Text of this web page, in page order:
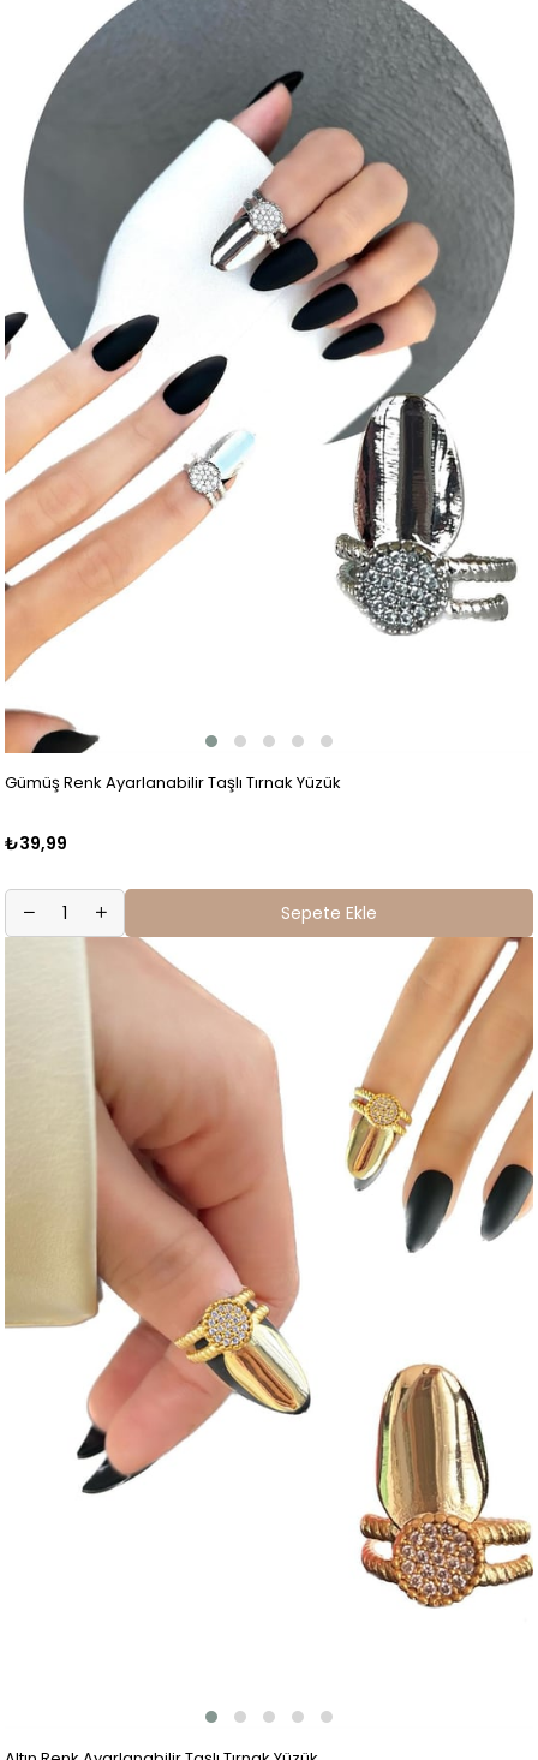
Gümüş Renk Ayarlanabilir Taşlı Tırnak Yüzük
₺39,99
Sepete Ekle